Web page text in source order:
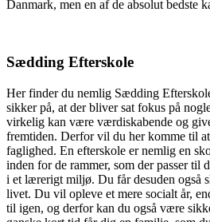
Danmark, men en af de absolut bedste
Sædding Efterskole
Her finder du nemlig Sædding
sikker på, at der bliver sat fokus på
virkelig kan være værdiskabende og
fremtiden. Derfor vil du her komme til
faglighed. En efterskole er nemlig en
inden for de rammer, som der passer til
i et lærerigt miljø. Du får desuden også
livet. Du vil opleve et mere socialt år,
til igen, og derfor kan du også være